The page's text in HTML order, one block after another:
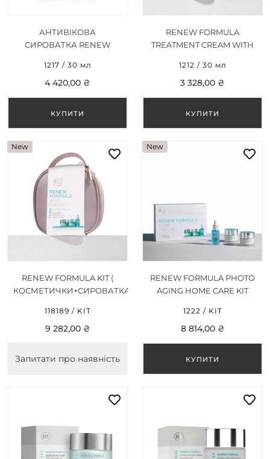
АНТИВІКОВА
СИРОВАТКА RENEW
SERUM 30 МЛ
1217 / 30 мл
4 420,00 ₴
RENEW FORMULA
TREATMENT CREAM WITH
АЗЕЛАЇНОВОЮ
КИСЛОТОЮ) 30 МЛ
1212 / 30 мл
3 328,00 ₴
New
RENEW FORMULA KIT (
КОСМЕТИЧКИ+СИРОВАТКА
50ML + НІЧНИЙ КРЕМ
50ML) НАБІР СВЯТКОВИЙ
118189 / KIT
9 282,00 ₴
Запитати про наявність
New
RENEW FORMULA PHOTO
AGING HOME CARE KIT
1222 / KIT
8 814,00 ₴